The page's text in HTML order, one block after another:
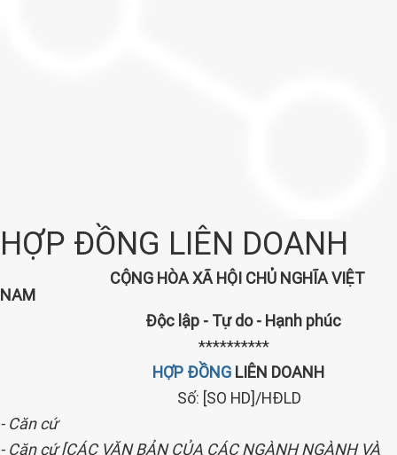
HỢP ĐỒNG LIÊN DOANH
CỘNG HÒA XÃ HỘI CHỦ NGHĨA VIỆT
NAM
Độc lập - Tự do - Hạnh phúc
**********
HỢP ĐỒNG LIÊN DOANH
Số: [SO HD]/HĐLD
- Căn cứ
- Căn cứ [CÁC VĂN BẢN CỦA CÁC NGÀNH NGÀNH VÀ